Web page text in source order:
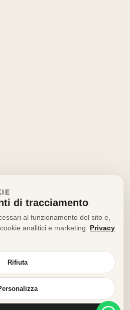
i diritti riservati.
di tracciamento
al funzionamento del sito e,
analitici e marketing. Privacy
Rifiuta